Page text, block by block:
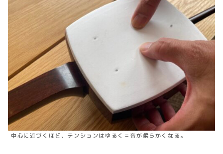
中心に近づくほど、テンションはゆるく＝音が柔らかくなる。